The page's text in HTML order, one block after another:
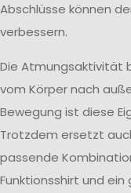
Abschlüsse können
verbessern.
Die Atmungsaktivität
vom Körper nach
Bewegung ist diese
Trotzdem ersetzt
passende
Funktionsshirt und